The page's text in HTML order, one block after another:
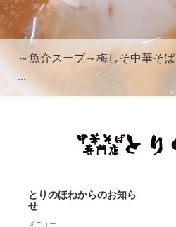
～魚介スープ～梅しそ中華そば
…
とりのほねからのお知ら
せ
メニュー